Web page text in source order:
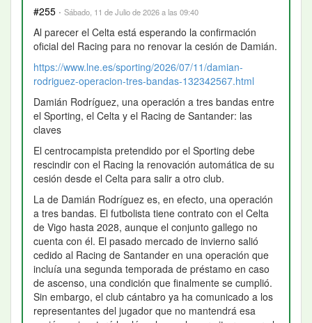
#255 · Sábado, 11 de Julio de 2026 a las 09:40
Al parecer el Celta está esperando la confirmación
oficial del Racing para no renovar la cesión de Damián.
https://www.lne.es/sporting/2026/07/11/damian-
rodriguez-operacion-tres-bandas-132342567.html
Damián Rodríguez, una operación a tres bandas entre
el Sporting, el Celta y el Racing de Santander: las
claves
El centrocampista pretendido por el Sporting debe
rescindir con el Racing la renovación automática de su
cesión desde el Celta para salir a otro club.
La de Damián Rodríguez es, en efecto, una operación
a tres bandas. El futbolista tiene contrato con el Celta
de Vigo hasta 2028, aunque el conjunto gallego no
cuenta con él. El pasado mercado de invierno salió
cedido al Racing de Santander en una operación que
incluía una segunda temporada de préstamo en caso
de ascenso, una condición que finalmente se cumplió.
Sin embargo, el club cántabro ya ha comunicado a los
representantes del jugador que no mantendrá esa